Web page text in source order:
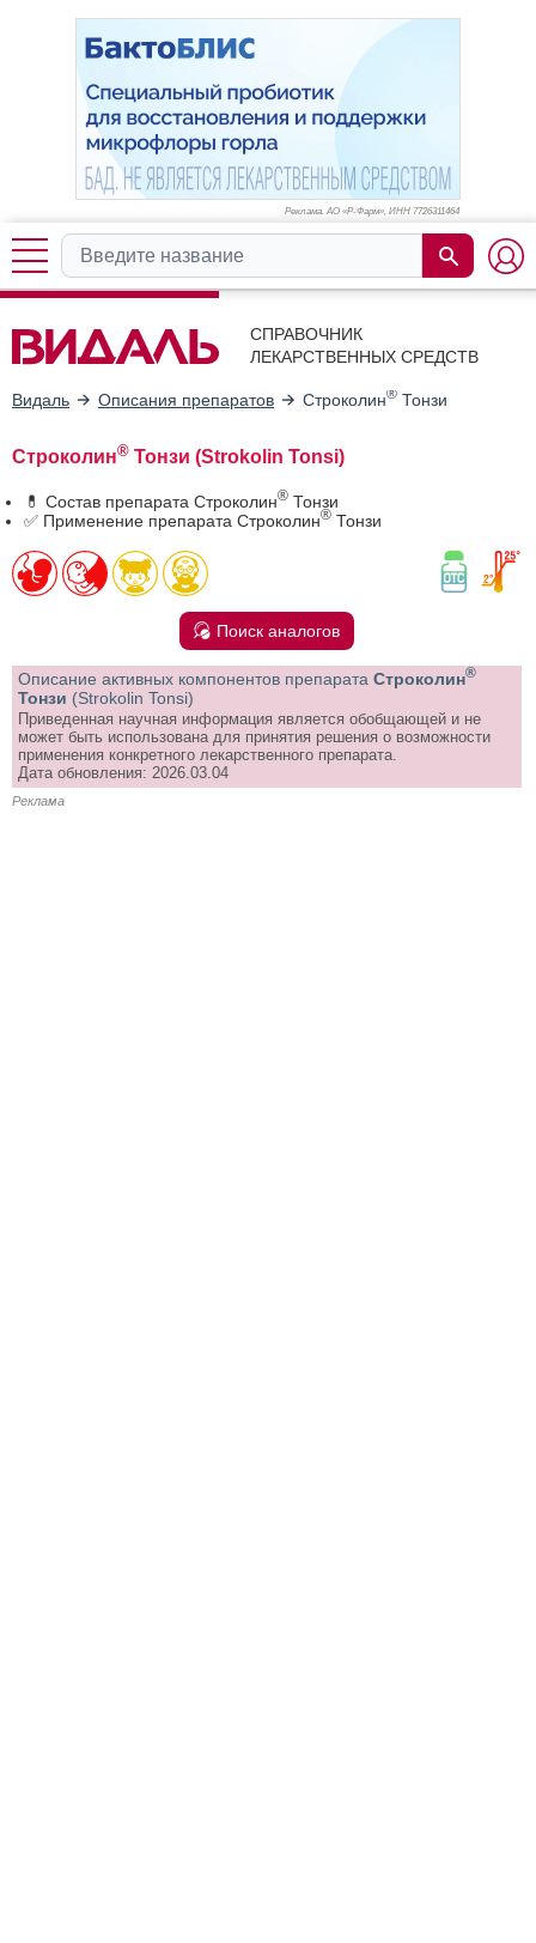
Реклама. АО «Р-Фарм», ИНН 7726311464
СПРАВОЧНИК
ЛЕКАРСТВЕННЫХ СРЕДСТВ
Видаль Описания препаратов Строколин® Тонзи
Строколин® Тонзи (Strokolin Tonsi)
💊 Состав препарата Строколин® Тонзи
✅ Применение препарата Строколин® Тонзи
Поиск аналогов
Описание активных компонентов препарата Строколин®
Тонзи (Strokolin Tonsi)
Приведенная научная информация является обобщающей и не
может быть использована для принятия решения о возможности
применения конкретного лекарственного препарата.
Дата обновления: 2026.03.04
Реклама